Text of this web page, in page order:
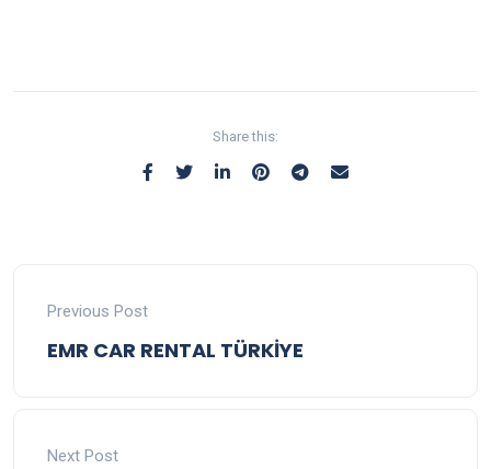
Share this:
Previous Post
EMR CAR RENTAL TÜRKİYE
Next Post